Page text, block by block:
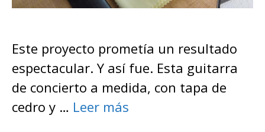
Este proyecto prometía un resultado
espectacular. Y así fue. Esta guitarra
de concierto a medida, con tapa de
cedro y … Leer más